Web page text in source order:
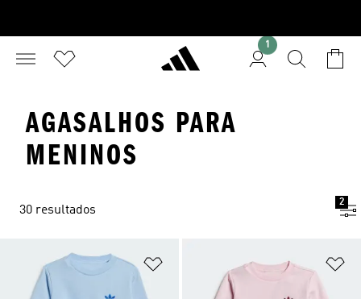
1
AGASALHOS PARA
MENINOS
30 resultados
2
Adicionar à Lista de Desejos